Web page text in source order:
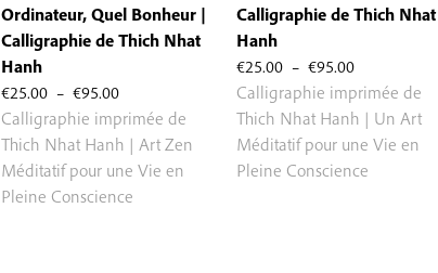
€25.00 – €95.00Plage
de
prix :
€25.00
à
Ordinateur, Quel Bonheur |
Calligraphie de Thich Nhat
Hanh
Calligraphie imprimée de
Thich Nhat Hanh | Art Zen
Méditatif pour une Vie en
Pleine Conscience
€25.00 – €95.00Plage
de
prix :
€25.00
à
Calligraphie de Thich Nhat
Hanh
Calligraphie imprimée de
Thich Nhat Hanh | Un Art
Méditatif pour une Vie en
Pleine Conscience